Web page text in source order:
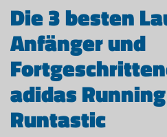
Die 3 besten
Anfänger und
adidas
Runtastic